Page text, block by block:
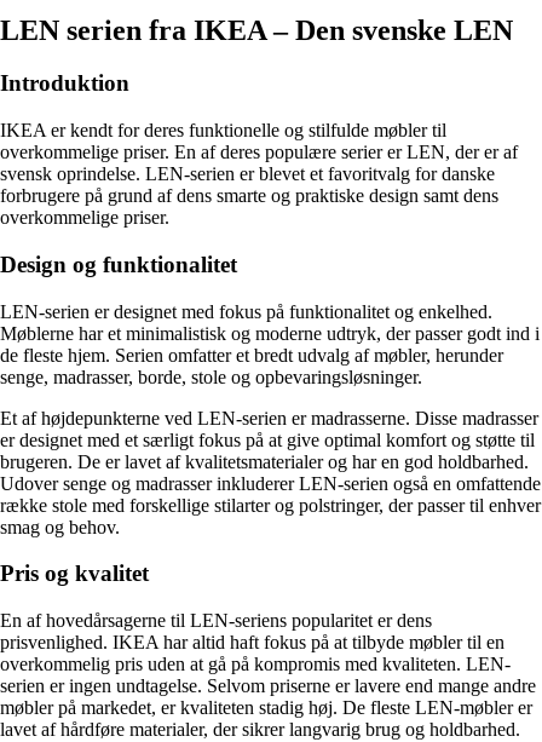
LEN serien fra IKEA – Den svenske LEN
Introduktion
IKEA er kendt for deres funktionelle og stilfulde møbler til
overkommelige priser. En af deres populære serier er LEN, der er af
svensk oprindelse. LEN-serien er blevet et favoritvalg for danske
forbrugere på grund af dens smarte og praktiske design samt dens
overkommelige priser.
Design og funktionalitet
LEN-serien er designet med fokus på funktionalitet og enkelhed.
Møblerne har et minimalistisk og moderne udtryk, der passer godt ind i
de fleste hjem. Serien omfatter et bredt udvalg af møbler, herunder
senge, madrasser, borde, stole og opbevaringsløsninger.
Et af højdepunkterne ved LEN-serien er madrasserne. Disse madrasser
er designet med et særligt fokus på at give optimal komfort og støtte til
brugeren. De er lavet af kvalitetsmaterialer og har en god holdbarhed.
Udover senge og madrasser inkluderer LEN-serien også en omfattende
række stole med forskellige stilarter og polstringer, der passer til enhver
smag og behov.
Pris og kvalitet
En af hovedårsagerne til LEN-seriens popularitet er dens
prisvenlighed. IKEA har altid haft fokus på at tilbyde møbler til en
overkommelig pris uden at gå på kompromis med kvaliteten. LEN-
serien er ingen undtagelse. Selvom priserne er lavere end mange andre
møbler på markedet, er kvaliteten stadig høj. De fleste LEN-møbler er
lavet af hårdføre materialer, der sikrer langvarig brug og holdbarhed.